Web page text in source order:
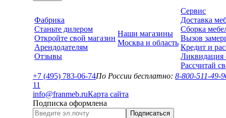
Фабрика
Станьте дилером
Откройте свой магазин
Арендодателям
Отзывы
Наши магазины
Москва и область
Сервис
Доставка
Сборка
Вызов
Кредит и
Ликвидация
Рассчитай
+7 (495) 783-06-74По России бесплатно: 8-800-511-49-
11
info@franmeb.ruКарта сайта
Подписка оформлена
Подписаться